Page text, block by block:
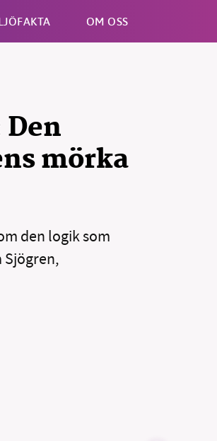
OM OSS
mörka
den logik som
Sjögren,